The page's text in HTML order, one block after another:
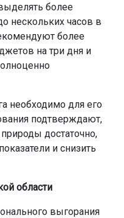
более
нескольких часов в
более
на три дня и
необходимо для его
подтверждают,
достаточно,
и снизить
области
выгорания